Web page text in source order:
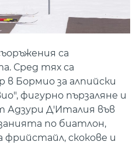
са
Сред тях са
Бормио за алпийски
фигурно пързаляне и
Д'Италия във
по биатлон,
фрийстайл, скокове и